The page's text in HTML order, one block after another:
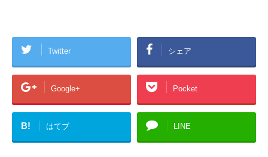
Twitter シェア
Google+ Pocket
B! はてブ LINE